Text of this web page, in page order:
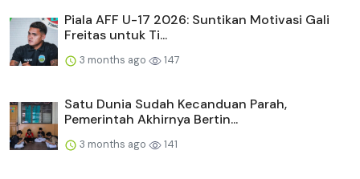
Piala AFF U-17 2026: Suntikan Motivasi Gali
Freitas untuk Ti...
3 months ago 147
Satu Dunia Sudah Kecanduan Parah,
Pemerintah Akhirnya Bertin...
3 months ago 141